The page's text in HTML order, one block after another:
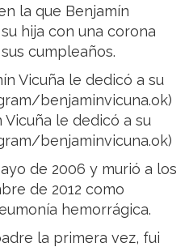
la que Benjamín
hija con una corona
cumpleaños.
le dedicó a su
benjaminvicuna.ok)
de 2006 y murió a los
de 2012 como
hemorrágica.
la primera vez, fui